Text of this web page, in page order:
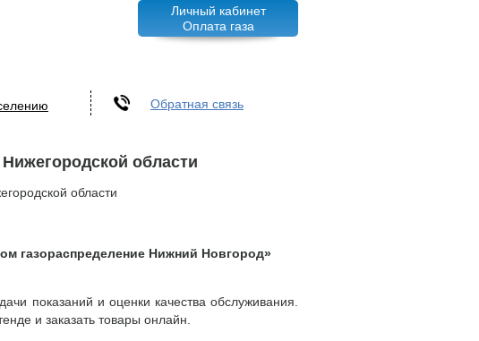
Обратная связь
Личный кабинет
Оплата газа
области
области
газораспределение Нижний Новгород»
показаний и оценки качества обслуживания.
и заказать товары онлайн.